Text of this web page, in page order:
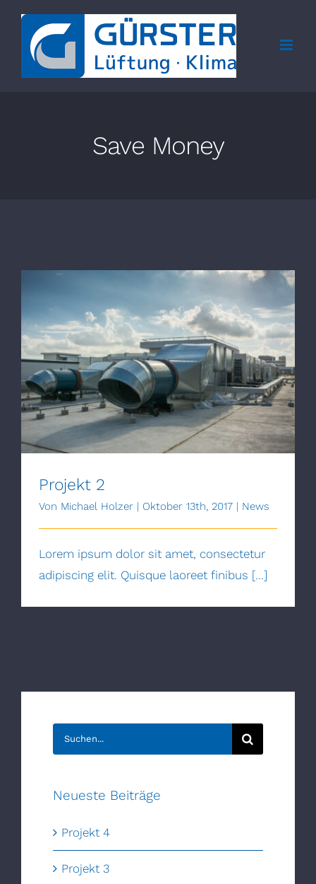
springen
Save Money
Projekt 2
Projekt 2
Von Michael Holzer | Oktober 13th, 2017 | News
Lorem ipsum dolor sit amet, consectetur
adipiscing elit. Quisque laoreet finibus [...]
Suche
nach:
Neueste Beiträge
Projekt 4
Projekt 3